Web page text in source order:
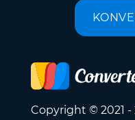
Copyright © 2021 -